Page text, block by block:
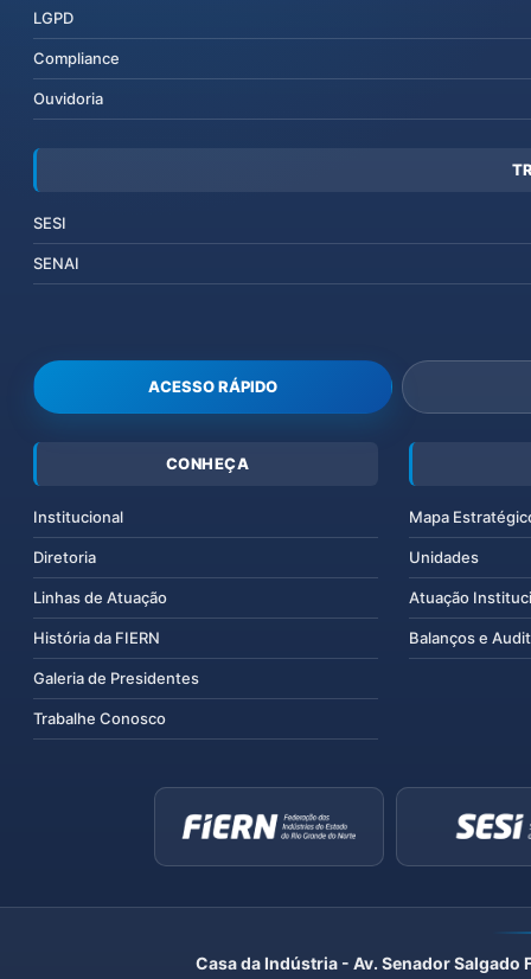
LGPD
Compliance
Ouvidoria
SESI
SENAI
ACESSO RÁPIDO
CONHEÇA
Institucional
Diretoria
Linhas de Atuação
História da FIERN
Galeria de Presidentes
Trabalhe Conosco
Mapa
Unidades
Atuação
Balanços e
Casa da Indústria - Av. Senador